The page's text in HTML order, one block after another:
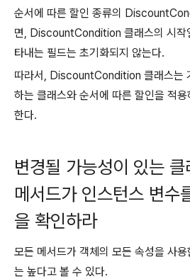
순서에 따른 할인 종류의
면, DiscountCondition 클래스의 시작
타내는 필드는 초기화되지 않는다.
따라서, DiscountCondition 클래스는
하는 클래스와 순서에 따른 할인을 적
한다.
변경될 가능성이 있는
메서드가 인스턴스 변수
을 확인하라
모든 메서드가 객체의 모든 속성을 사
는 높다고 볼 수 있다.